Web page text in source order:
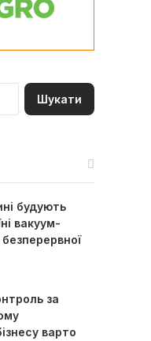
П
о
будують
вакуум-
за
варто